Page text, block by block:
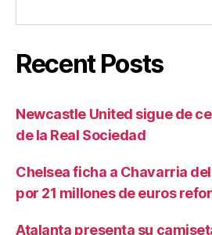
Recent Posts
Newcastle United sigue de
de la Real Sociedad
Chelsea ficha a Chavarria
por 21 millones de euros
Atalanta presenta su